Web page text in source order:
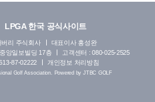
LPGA 한국 공식사이트
리 주식회사
대표이사 홍성완
앙일보빌딩 17층
고객센터 : 080-025-2525
87-02222
개인정보 처리방침
Golf Association. Powered by JTBC GOLF